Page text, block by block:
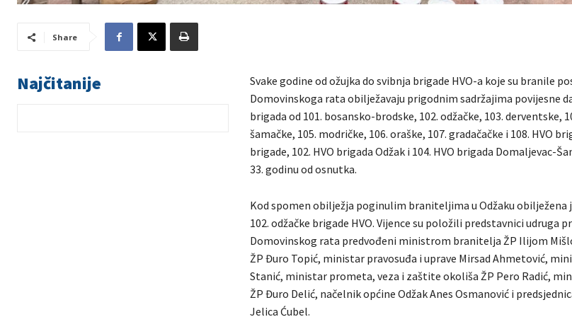
Share
Najčitanije
Svake godine od ožujka do svibnja brigade HVO-a koje su branile
Domovinskoga rata obilježavaju prigodnim sadržajima povijesne
brigada od 101. bosansko-brodske, 102. odžačke, 103. derventske,
šamačke, 105. modričke, 106. oraške, 107. gradačačke i 108. HVO
brigade, 102. HVO brigada Odžak i 104. HVO brigada Domaljevac-
33. godinu od osnutka.
Kod spomen obilježja poginulim braniteljima u Odžaku obilježena
102. odžačke brigade HVO. Vijence su položili predstavnici udruga
Domovinskog rata predvođeni ministrom branitelja ŽP Ilijom
ŽP Đuro Topić, ministar pravosuđa i uprave Mirsad Ahmetović,
Stanić, ministar prometa, veza i zaštite okoliša ŽP Pero Radić,
ŽP Đuro Delić, načelnik općine Odžak Anes Osmanović i
Jelica Ćubel.